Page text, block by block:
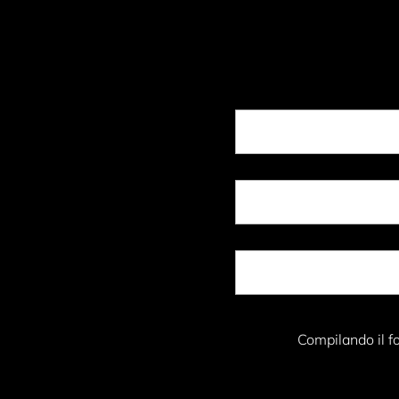
Compilando il